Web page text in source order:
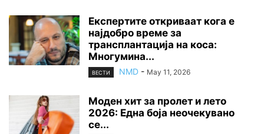
Експертите откриваат кога е
најдобро време за
трансплантација на коса:
Многумина...
ВЕСТИ NMD - May 11, 2026
Моден хит за пролет и лето
2026: Една боја неочекувано
се...